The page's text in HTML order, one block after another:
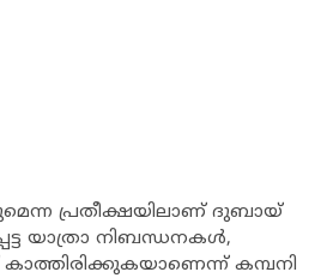
പ്രതീക്ഷയിലാണ് ദുബായ്
യാത്രാ നിബന്ധനകള്‍,
കമ്പനി